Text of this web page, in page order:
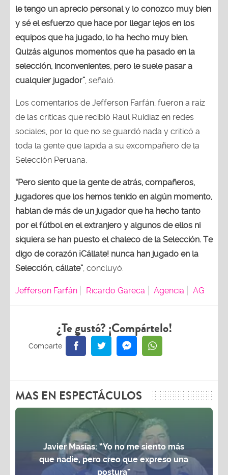
le tengo un aprecio personal y lo conozco muy bien
y sé el esfuerzo que hace por llegar lejos en los
equipos que ha jugado, lo ha hecho muy bien.
Quizás algunos momentos que ha pasado en la
selección, inconvenientes, pero le suele pasar a
cualquier jugador” , señaló.
Los comentarios de Jefferson Farfán, fueron a raíz
de las críticas que recibió Raúl Ruidíaz en redes
sociales, por lo que no se guardó nada y criticó a
toda la gente que lapida a su excompañero de la
Selección Peruana.
“Pero siento que la gente de atrás, compañeros,
jugadores que los hemos tenido en algún momento,
hablan de más de un jugador que ha hecho tanto
por el fútbol en el extranjero y algunos de ellos ni
siquiera se han puesto el chaleco de la Selección. Te
digo de corazón ¡Cállate! nunca han jugado en la
Selección, cállate” , concluyó.
Jefferson Farfán Ricardo Gareca Agencia AG
¿Te gustó? ¡Compártelo!
MAS EN ESPECTÁCULOS
Javier Masías: “Yo no me siento más
que nadie, pero creo que expreso una
postura”